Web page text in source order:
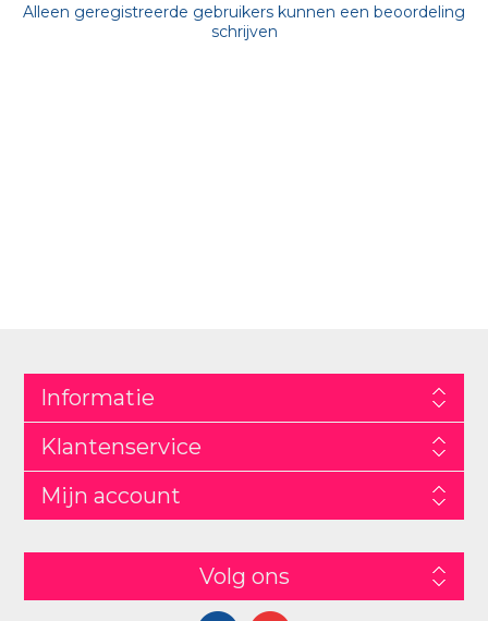
Alleen geregistreerde gebruikers kunnen een beoordeling
schrijven
Informatie
Klantenservice
Mijn account
Volg ons